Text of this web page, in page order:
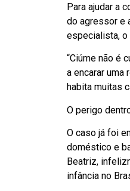
Para ajudar a
do agressor e
especialista, o
“Ciúme não é
a encarar uma
habita muitas
O perigo
O caso já foi
doméstico e
Beatriz,
infância no